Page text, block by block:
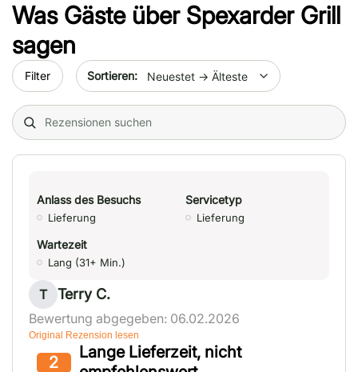
Was Gäste über Spexarder Grill
sagen
Filter Sort by date
Search (title/text)
Anlass des Besuchs
Lieferung
Servicetyp
Lieferung
Wartezeit
Lang (31+ Min.)
T Terry C.
Bewertung abgegeben: 06.02.2026
Original Rezension lesen
2
Lange Lieferzeit, nicht